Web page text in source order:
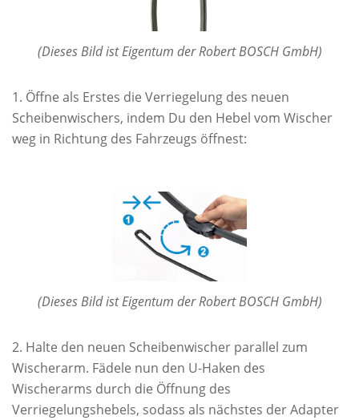
(Dieses Bild ist Eigentum der Robert BOSCH GmbH)
Öffne als Erstes die Verriegelung des neuen
Scheibenwischers, indem Du den Hebel vom Wischer
weg in Richtung des Fahrzeugs öffnest:
(Dieses Bild ist Eigentum der Robert BOSCH GmbH)
Halte den neuen Scheibenwischer parallel zum
Wischerarm. Fädele nun den U-Haken des
Wischerarms durch die Öffnung des
Verriegelungshebels, sodass als nächstes der Adapter